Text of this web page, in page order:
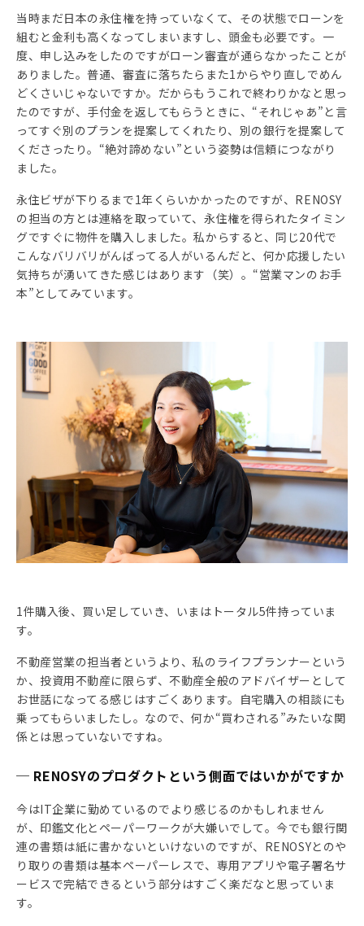
当時まだ日本の永住権を持っていなくて、その状態でローンを
組むと金利も高くなってしまいますし、頭金も必要です。一
度、申し込みをしたのですがローン審査が通らなかったことが
ありました。普通、審査に落ちたらまた1からやり直しでめん
どくさいじゃないですか。だからもうこれで終わりかなと思っ
たのですが、手付金を返してもらうときに、“それじゃあ”と言
ってすぐ別のプランを提案してくれたり、別の銀行を提案して
くださったり。“絶対諦めない”という姿勢は信頼につながり
ました。
永住ビザが下りるまで1年くらいかかったのですが、RENOSY
の担当の方とは連絡を取っていて、永住権を得られたタイミン
グですぐに物件を購入しました。私からすると、同じ20代で
こんなバリバリがんばってる人がいるんだと、何か応援したい
気持ちが湧いてきた感じはあります（笑）。“営業マンのお手
本”としてみています。
1件購入後、買い足していき、いまはトータル5件持っていま
す。
不動産営業の担当者というより、私のライフプランナーという
か、投資用不動産に限らず、不動産全般のアドバイザーとして
お世話になってる感じはすごくあります。自宅購入の相談にも
乗ってもらいましたし。なので、何か“買わされる”みたいな関
係とは思っていないですね。
─ RENOSYのプロダクトという側面ではいかがですか
今はIT企業に勤めているのでより感じるのかもしれません
が、印鑑文化とペーパーワークが大嫌いでして。今でも銀行関
連の書類は紙に書かないといけないのですが、RENOSYとのや
り取りの書類は基本ペーパーレスで、専用アプリや電子署名サ
ービスで完結できるという部分はすごく楽だなと思っていま
す。